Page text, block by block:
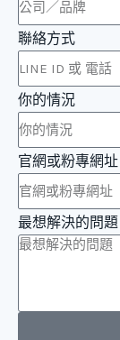
聯絡方式
你的情況
官網或粉專網址
最想解決的問題